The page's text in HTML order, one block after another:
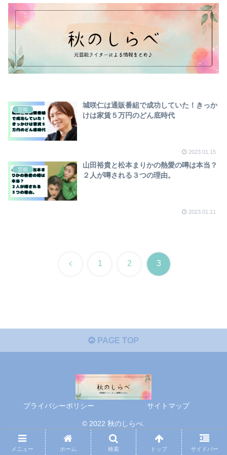
芸能
城咲仁は通販番組で成功していた！きっか
けは家賃５万円のどん底時代
2023.01.15
芸能
山田裕貴と松本まりかの熱愛の噂は本当？
２人が噂される３つの理由。
2023.01.11
前 1 2 3
PAGE TOP
プライバシーポリシー サイトマップ
© 2022 秋のしらべ.
メニュー ホーム 検索 トップ サイドバー